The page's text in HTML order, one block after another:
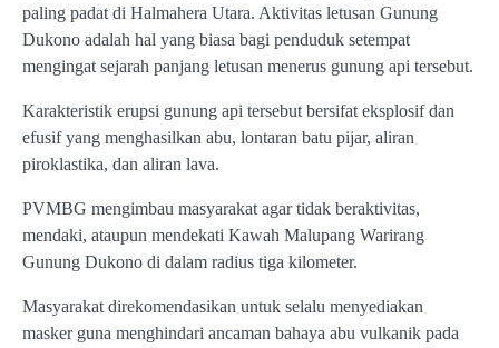
paling padat di Halmahera Utara. Aktivitas letusan Gunung
Dukono adalah hal yang biasa bagi penduduk setempat
mengingat sejarah panjang letusan menerus gunung api tersebut.
Karakteristik erupsi gunung api tersebut bersifat eksplosif dan
efusif yang menghasilkan abu, lontaran batu pijar, aliran
piroklastika, dan aliran lava.
PVMBG mengimbau masyarakat agar tidak beraktivitas,
mendaki, ataupun mendekati Kawah Malupang Warirang
Gunung Dukono di dalam radius tiga kilometer.
Masyarakat direkomendasikan untuk selalu menyediakan
masker guna menghindari ancaman bahaya abu vulkanik pada